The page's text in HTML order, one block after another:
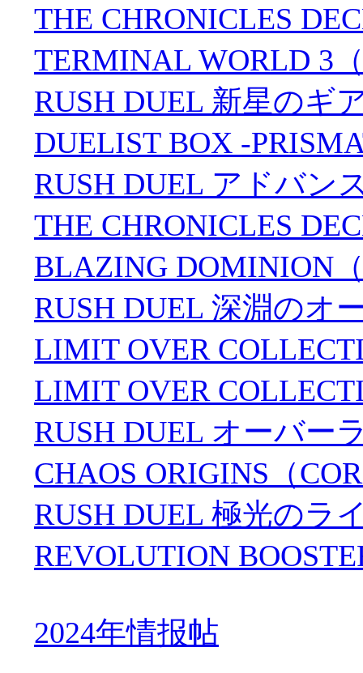
THE CHRONICLES
TERMINAL WORLD 3
RUSH DUEL 新星のギ
DUELIST BOX -
RUSH DUEL アドバン
THE CHRONICLES
BLAZING DOMINION
RUSH DUEL 深淵のオ
LIMIT OVER
LIMIT OVER
RUSH DUEL オーバー
CHAOS ORIGINS（
RUSH DUEL 極光のラ
REVOLUTION
2024年情报帖